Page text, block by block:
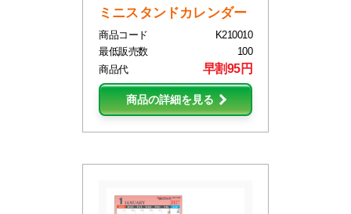
ミニスタンドカレンダー
商品コード
K210010
最低販売数
100
商品代
早割95円
商品の詳細を見る